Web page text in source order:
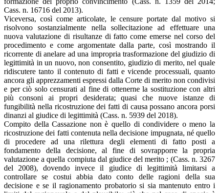
Cass. n. 16716 del 2013).
Viceversa, così come articolate, le censure portate dal motivo si
risolvono sostanzialmente nella sollecitazione ad effettuare una
nuova valutazione di risultanze di fatto come emerse nel corso del
procedimento e come argomentate dalla parte, così mostrando il
ricorrente di anelare ad una impropria trasformazione del giudizio di
legittimità in un nuovo, non consentito, giudizio di merito, nel quale
ridiscutere tanto il contenuto di fatti e vicende processuali, quanto
ancora gli apprezzamenti espressi dalla Corte di merito non condivisi
e per ciò solo censurati al fine di ottenerne la sostituzione con altri
più consoni ai propri desiderata; quasi che nuove istanze di
fungibilità nella ricostruzione dei fatti di causa possano ancora porsi
dinanzi al giudice di legittimità (Cass. n. 5939 del 2018).
Compito della Cassazione non è quello di condividere o meno la
ricostruzione dei fatti contenuta nella decisione impugnata, né quello
di procedere ad una rilettura degli elementi di fatto posti a
fondamento della decisione, al fine di sovrapporre la propria
valutazione a quella compiuta dal giudice del merito ; (Cass. n. 3267
del 2008), dovendo invece il giudice di legittimità limitarsi a
controllare se costui abbia dato conto delle ragioni della sua
decisione e se il ragionamento probatorio si sia mantenuto entro i